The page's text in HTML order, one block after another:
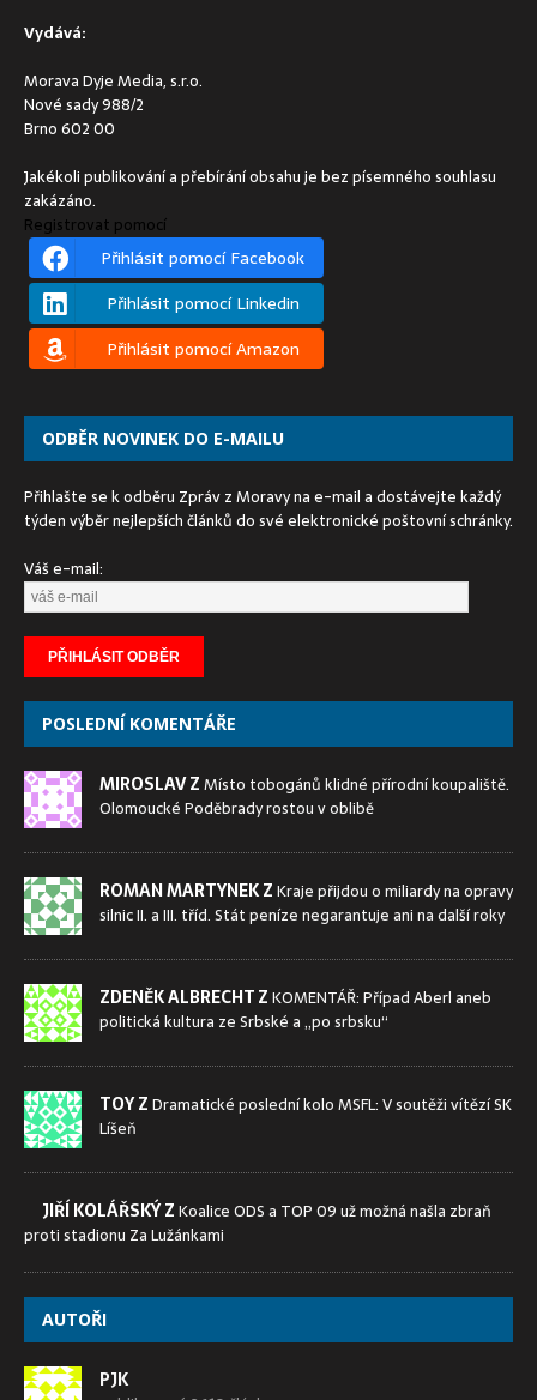
Vydává:
Morava Dyje Media, s.r.o.
Nové sady 988/2
Brno 602 00
Jakékoli publikování a přebírání obsahu je bez písemného souhlasu
zakázáno.
Registrovat pomocí
Přihlásit pomocí Facebook
Přihlásit pomocí Linkedin
Přihlásit pomocí Amazon
ODBĚR NOVINEK DO E-MAILU
Přihlašte se k odběru Zpráv z Moravy na e-mail a dostávejte každý
týden výběr nejlepších článků do své elektronické poštovní schránky.
Váš e-mail:
POSLEDNÍ KOMENTÁŘE
MIROSLAV ZMísto tobogánů klidné přírodní koupaliště.
Olomoucké Poděbrady rostou v oblibě
ROMAN MARTYNEK ZKraje přijdou o miliardy na opravy
silnic II. a III. tříd. Stát peníze negarantuje ani na další roky
ZDENĚK ALBRECHT ZKOMENTÁŘ: Případ Aberl aneb
politická kultura ze Srbské a „po srbsku“
TOY ZDramatické poslední kolo MSFL: V soutěži vítězí SK
Líšeň
JIŘÍ KOLÁŘSKÝ ZKoalice ODS a TOP 09 už možná našla zbraň
proti stadionu Za Lužánkami
AUTOŘI
PJK